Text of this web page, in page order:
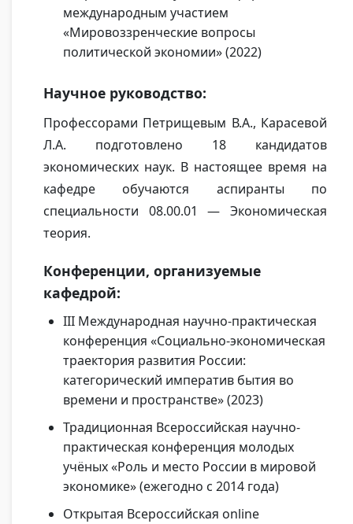
международным участием
«Мировоззренческие вопросы
политической экономии» (2022)
Научное руководство:
Профессорами Петрищевым В.А., Карасевой
Л.А. подготовлено 18 кандидатов
экономических наук. В настоящее время на
кафедре обучаются аспиранты по
специальности 08.00.01 — Экономическая
теория.
Конференции, организуемые
кафедрой:
III Международная научно-практическая
конференция «Социально-экономическая
траектория развития России:
категорический императив бытия во
времени и пространстве» (2023)
Традиционная Всероссийская научно-
практическая конференция молодых
учёных «Роль и место России в мировой
экономике» (ежегодно с 2014 года)
Открытая Всероссийская online